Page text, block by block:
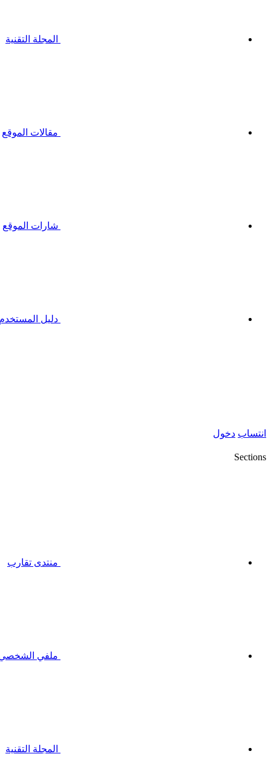
المجلة التقنية
مقالات الموقع
شارات الموقع
دليل المستخدم
انتساب دخول
Sections
منتدى تقارب
ملفي
المجلة التقنية